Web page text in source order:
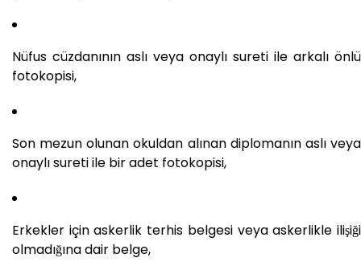
Nüfus cüzdanının aslı veya onaylı sureti ile arkalı önlü
fotokopisi,
Son mezun olunan okuldan alınan diplomanın aslı veya
onaylı sureti ile bir adet fotokopisi,
Erkekler için askerlik terhis belgesi veya askerlikle ilişiği
olmadığına dair belge,